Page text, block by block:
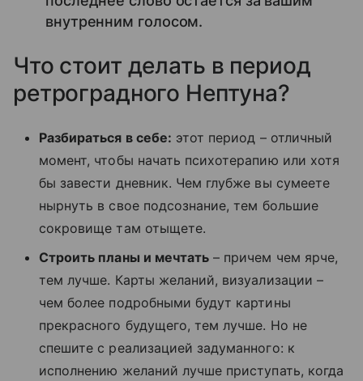
внутренним голосом.
Что стоит делать в период
ретроградного Нептуна?
Разбираться в себе: этот период – отличный
момент, чтобы начать психотерапию или хотя
бы завести дневник. Чем глубже вы сумеете
нырнуть в свое подсознание, тем большие
сокровище там отыщете.
Строить планы и мечтать – причем чем ярче,
тем лучше. Карты желаний, визуализации –
чем более подробными будут картины
прекрасного будущего, тем лучше. Но не
спешите с реализацией задуманного: к
исполнению желаний лучше приступать, когда